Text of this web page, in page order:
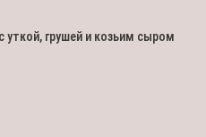
уткой, грушей и козьим сыром